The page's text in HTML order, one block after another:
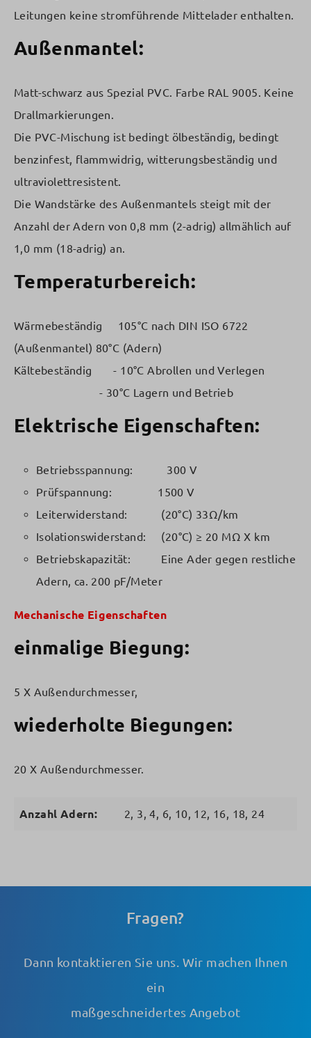
Leitungen keine stromführende Mittelader enthalten.
Außenmantel:
Matt-schwarz aus Spezial PVC. Farbe RAL 9005. Keine
Drallmarkierungen.
Die PVC-Mischung ist bedingt ölbeständig, bedingt
benzinfest, flammwidrig, witterungsbeständig und
ultraviolettresistent.
Die Wandstärke des Außenmantels steigt mit der
Anzahl der Adern von 0,8 mm (2-adrig) allmählich auf
1,0 mm (18-adrig) an.
Temperaturbereich:
Wärmebeständig 105°C nach DIN ISO 6722
(Außenmantel) 80°C (Adern)
Kältebeständig - 10°C Abrollen und Verlegen
- 30°C Lagern und Betrieb
Elektrische Eigenschaften:
Betriebsspannung: 300 V
Prüfspannung: 1500 V
Leiterwiderstand: (20°C) 33Ω/km
Isolationswiderstand: (20°C) ≥ 20 MΩ X km
Betriebskapazität: Eine Ader gegen restliche
Adern, ca. 200 pF/Meter
Mechanische Eigenschaften
einmalige Biegung:
5 X Außendurchmesser,
wiederholte Biegungen:
20 X Außendurchmesser.
Anzahl Adern: 2, 3, 4, 6, 10, 12, 16, 18, 24
Fragen?
Dann kontaktieren Sie uns. Wir machen Ihnen
ein
maßgeschneidertes Angebot